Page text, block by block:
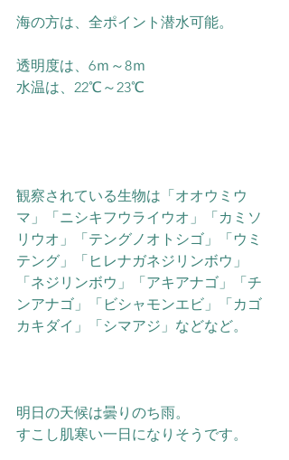
海の方は、全ポイント潜水可能。
透明度は、6ｍ～8ｍ
水温は、22℃～23℃
観察されている生物は「オオウミウ
マ」「ニシキフウライウオ」「カミソ
リウオ」「テングノオトシゴ」「ウミ
テング」「ヒレナガネジリンボウ」
「ネジリンボウ」「アキアナゴ」「チ
ンアナゴ」「ビシャモンエビ」「カゴ
カキダイ」「シマアジ」などなど。
明日の天候は曇りのち雨。
すこし肌寒い一日になりそうです。